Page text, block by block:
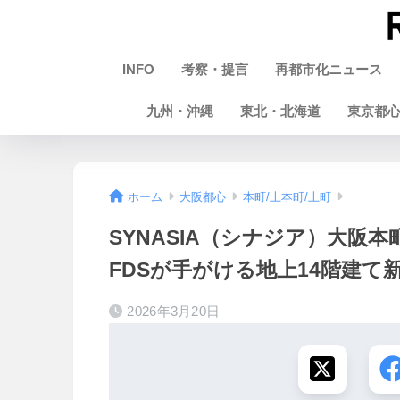
INFO 考察・提言 再都市化ニュース
九州・沖縄 東北・北海道 東京都心
ホーム 大阪都心 本町/上本町/上町
SYNASIA（シナジア）大阪本
FDSが手がける地上14階建て
2026年3月20日